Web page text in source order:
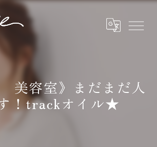
美容室》まだまだ人
！trackオイル★